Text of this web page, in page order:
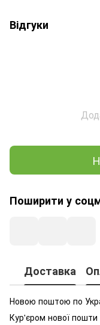
Відгуки
Поширити у
Доставка
Новою поштою по
Кур'єром нової